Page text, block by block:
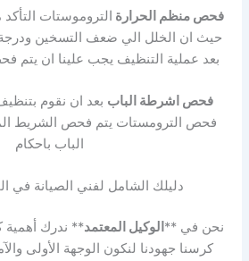
فحص منظم الحرارة التروموستات
حيث ان الخلل الي ضعف التسخين
بعد عملية التنظيف يجب علينا ان يتم
فحص اشرطة الباب بعد ان نقوم
فحص الترومستات يتم فحص الشريط
الباب باحكام
دليلك الشامل لفني الصيانة في
نحن في ** الوكيل المعتمد** ندرك أهمية
كرسنا جهودنا لنكون الوجهة الأولى